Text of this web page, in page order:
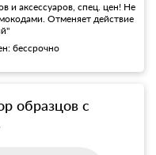
и аксессуаров, спец. цен! Не
Отменяет действие
бессрочно
образцов с